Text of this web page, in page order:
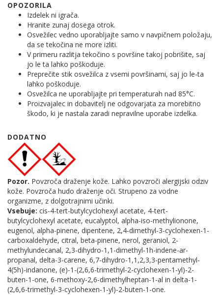
OPOZORILA
Izdelek ni igrača.
Hranite zunaj dosega otrok.
Osvežilec vedno uporabljajte samo v navpičnem položaju,
da se tekočina ne more izliti.
V primeru razlitja tekočino s površine takoj pobrišite, saj
jo le ta lahko poškoduje.
Preprečite stik osvežilca z vsemi površinami, saj jo le-ta
lahko poškoduje.
Osvežilca ne uporabljajte pri temperaturah nad 85°C.
Proizvajalec in dobavitelj ne odgovarjata za morebitno
škodo, ki je nastala zaradi nepravilne uporabe izdelka.
DODATNO
Pozor. Povzroča draženje kože. Lahko povzroči alergijski odziv
kože. Povzroča hudo draženje oči. Strupeno za vodne
organizme, z dolgotrajnimi učinki.
Vsebuje: cis-4-tert-butylcyclohexyl acetate, 4-tert-
butylcyclohexyl acetate, eucalyptol, alpha-iso-methylionone,
eugenol, alpha-pinene, dipentene, 2,4-dimethyl-3-cyclohexen-1-
carboxaldehyde, citral, beta-pinene, nerol, geraniol, 2-
methylundecanal, 2,3-dihydro-1,1-dimethyl-1h-indene-ar-
propanal, delta-3-carene, 6,7-dihydro-1,1,2,3,3-pentamethyl-
4(5h)-indanone, (e)-1-(2,6,6-trimethyl-2-cyclohexen-1-yl)-2-
buten-1-one, 6-methoxy-2,6-dimethylheptan-1-al in delta-1-
(2,6,6-trimethyl-3-cyclohexen-1-yl)-2-buten-1-one.